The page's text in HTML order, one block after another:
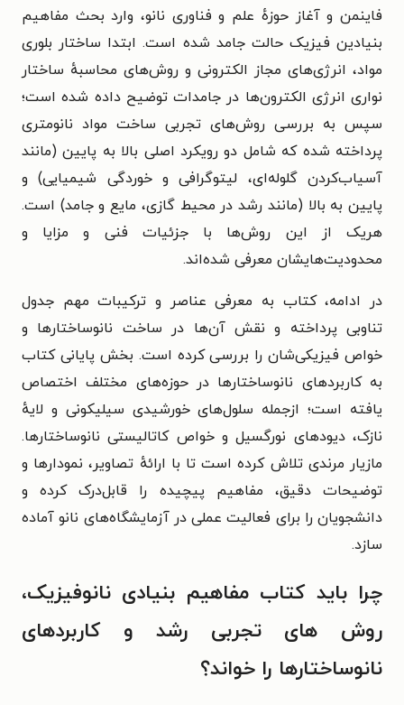
فاینمن و آغاز حوزهٔ علم و فناوری نانو، وارد بحث مفاهیم
بنیادین فیزیک حالت جامد شده است. ابتدا ساختار بلوری
مواد، انرژی‌های مجاز الکترونی و روش‌های محاسبهٔ ساختار
نواری انرژی الکترون‌ها در جامدات توضیح داده شده است؛
سپس به بررسی روش‌های تجربی ساخت مواد نانومتری
پرداخته شده که شامل دو رویکرد اصلی بالا به پایین (مانند
آسیاب‌کردن گلوله‌ای، لیتوگرافی و خوردگی شیمیایی) و
پایین به بالا (مانند رشد در محیط گازی، مایع و جامد) است.
هریک از این روش‌ها با جزئیات فنی و مزایا و
محدودیت‌هایشان معرفی شده‌اند.
در ادامه، کتاب به معرفی عناصر و ترکیبات مهم جدول
تناوبی پرداخته و نقش آن‌ها در ساخت نانوساختارها و
خواص فیزیکی‌شان را بررسی کرده است. بخش پایانی کتاب
به کاربردهای نانوساختارها در حوزه‌های مختلف اختصاص
یافته است؛ ازجمله سلول‌های خورشیدی سیلیکونی و لایهٔ
نازک، دیودهای نورگسیل و خواص کاتالیستی نانوساختارها.
مازیار مرندی تلاش کرده است تا با ارائهٔ تصاویر، نمودارها و
توضیحات دقیق، مفاهیم پیچیده را قابل‌درک کرده و
دانشجویان را برای فعالیت عملی در آزمایشگاه‌های نانو آماده
سازد.
چرا باید کتاب مفاهیم بنیادی نانوفیزیک،
روش های تجربی رشد و کاربردهای
نانوساختارها را خواند؟